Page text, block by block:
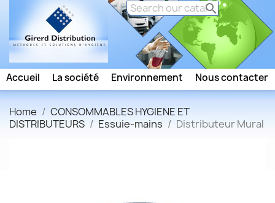

Accueil La société Environnement Nous contacter
Home
CONSOMMABLES HYGIENE ET
DISTRIBUTEURS
Essuie-mains Distributeur Mural